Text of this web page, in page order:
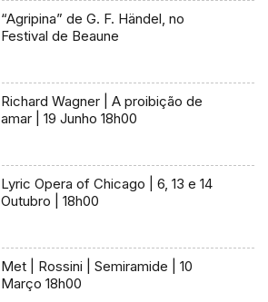
“Agripina” de G. F. Händel, no
Festival de Beaune
Richard Wagner | A proibição de
amar | 19 Junho 18h00
Lyric Opera of Chicago | 6, 13 e 14
Outubro | 18h00
Met | Rossini | Semiramide | 10
Março 18h00